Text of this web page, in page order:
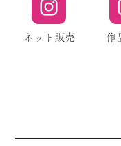
ネット販売 作